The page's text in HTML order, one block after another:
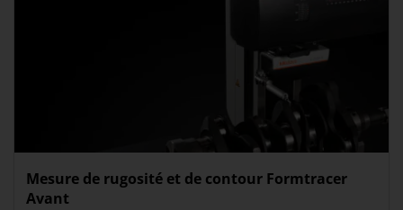
Mesure de rugosité et de contour Formtracer
Avant